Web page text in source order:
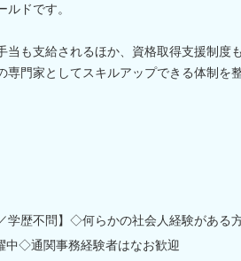
ドです。
当も支給されるほか、資格取得支援制度
専門家としてスキルアップできる体制を
学歴不問】◇何らかの社会人経験があ
◇通関事務経験者はなお歓迎